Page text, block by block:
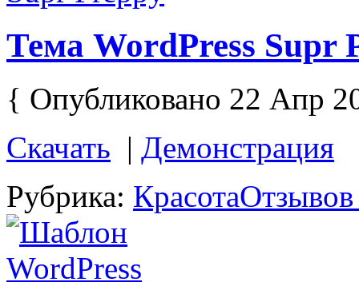
Тема WordPress Supr
{ Опубликовано 22 Апр
Скачать | Демонстрация
Рубрика: Красота